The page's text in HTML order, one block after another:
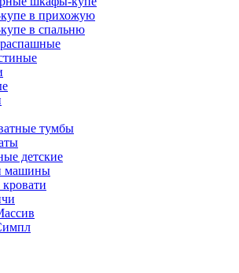
в прихожую
в спальню
тумбы
детские
машины